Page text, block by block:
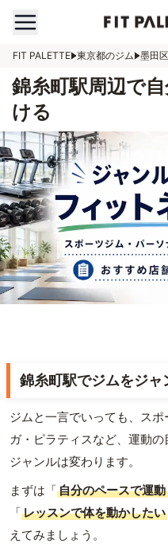
FIT PALETTE 東京都のジム 墨田
錦糸町駅周辺で
ける
錦糸町駅でジムをジャ
ジムと一言でいっても、ス
ガ・ピラティスなど、運動
ジャンルは変わります。
まずは「自分のペースで運
「レッスンで体を動かしたい
えてみましょう。